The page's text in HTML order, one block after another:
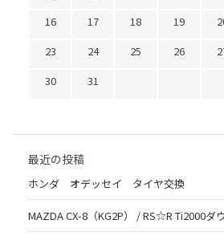
16
17 18 19
23
24 25 26
30
31
最近の投稿
ホンダ オデッセイ タイヤ交換
MAZDA CX-8（KG2P） / RS☆R Ti2000ダ